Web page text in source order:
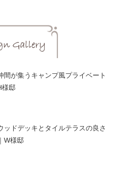
間が集うキャンプ風プライベート
様邸
ッドデッキとタイルテラスの良さ
W様邸